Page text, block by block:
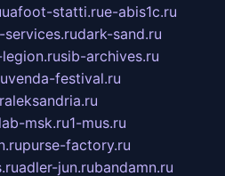
uafoot-statti.rue-abis1c.ru
services.rudark-sand.ru
sib-archives.ru
venda-festival.ru
msk.ru1-mus.ru
purse-factory.ru
adler-jun.rubandamn.ru